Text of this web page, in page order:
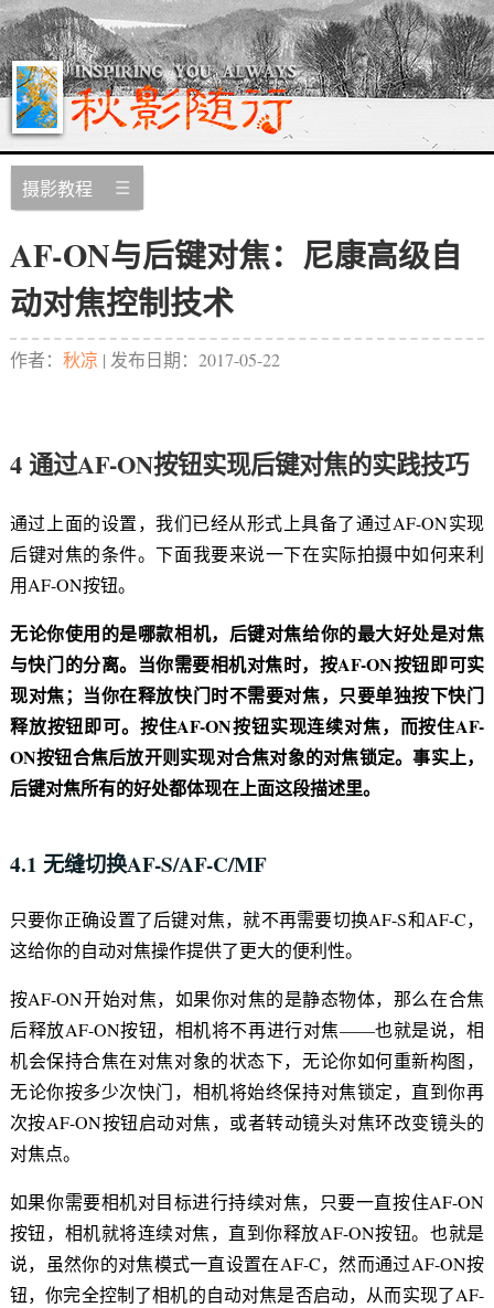
摄影教程
AF-ON与后键对焦：尼康高级自
动对焦控制技术
作者： 秋凉 | 发布日期： 2017-05-22
4 通过AF-ON按钮实现后键对焦的实践技巧
通过上面的设置，我们已经从形式上具备了通过AF-ON实现
后键对焦的条件。下面我要来说一下在实际拍摄中如何来利
用AF-ON按钮。
无论你使用的是哪款相机，后键对焦给你的最大好处是对焦
与快门的分离。当你需要相机对焦时，按AF-ON按钮即可实
现对焦；当你在释放快门时不需要对焦，只要单独按下快门
释放按钮即可。按住AF-ON按钮实现连续对焦，而按住AF-
ON按钮合焦后放开则实现对合焦对象的对焦锁定。事实上，
后键对焦所有的好处都体现在上面这段描述里。
4.1 无缝切换AF-S/AF-C/MF
只要你正确设置了后键对焦，就不再需要切换AF-S和AF-C，
这给你的自动对焦操作提供了更大的便利性。
按AF-ON开始对焦，如果你对焦的是静态物体，那么在合焦
后释放AF-ON按钮，相机将不再进行对焦——也就是说，相
机会保持合焦在对焦对象的状态下，无论你如何重新构图，
无论你按多少次快门，相机将始终保持对焦锁定，直到你再
次按AF-ON按钮启动对焦，或者转动镜头对焦环改变镜头的
对焦点。
如果你需要相机对目标进行持续对焦，只要一直按住AF-ON
按钮，相机就将连续对焦，直到你释放AF-ON按钮。也就是
说，虽然你的对焦模式一直设置在AF-C，然而通过AF-ON按
钮，你完全控制了相机的自动对焦是否启动，从而实现了AF-